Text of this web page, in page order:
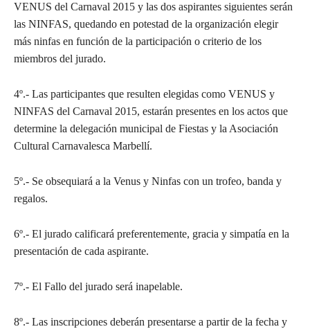
VENUS del Carnaval 2015 y las dos aspirantes siguientes serán
las NINFAS, quedando en potestad de la organización elegir
más ninfas en función de la participación o criterio de los
miembros del jurado.
4º.- Las participantes que resulten elegidas como VENUS y
NINFAS del Carnaval 2015, estarán presentes en los actos que
determine la delegación municipal de Fiestas y la Asociación
Cultural Carnavalesca Marbellí.
5º.- Se obsequiará a la Venus y Ninfas con un trofeo, banda y
regalos.
6º.- El jurado calificará preferentemente, gracia y simpatía en la
presentación de cada aspirante.
7º.- El Fallo del jurado será inapelable.
8º.- Las inscripciones deberán presentarse a partir de la fecha y